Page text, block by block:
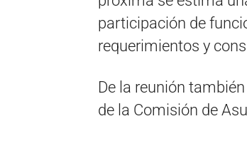
participación de
requerimientos y
De la reunión
de la Comisión de